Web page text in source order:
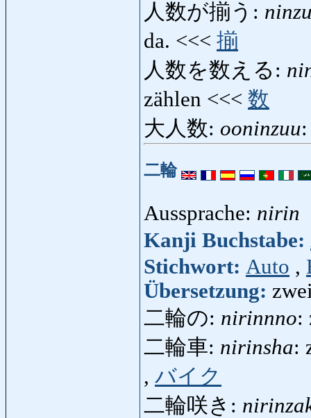
人数が揃う:
da. <<< 揃
人数を数える:
zählen <<< 数
大人数: ooninzuu
二輪
Aussprache: nirin
Kanji Buchstabe:
Stichwort: Auto ,
Übersetzung:
二輪の: nirinnno:
二輪車: nirinsha:
, バイク
二輪咲き: